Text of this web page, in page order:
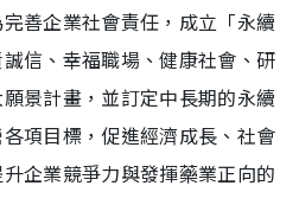
善企業社會責任，成立「永續
信、幸福職場、健康社會、研
景計畫，並訂定中長期的永續
項目標，促進經濟成長、社會
企業競爭力與發揮藥業正向的